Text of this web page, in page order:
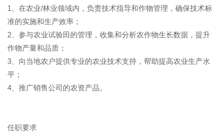
1、在农业/林业领域内，负责技术指导和作物管理，确保技术标
准的实施和生产效率；
2、参与农业试验田的管理，收集和分析农作物生长数据，提升
作物产量和品质；
3、向当地农户提供专业的农业技术支持，帮助提高农业生产水
平；
4、推广销售公司的农资产品。
任职要求